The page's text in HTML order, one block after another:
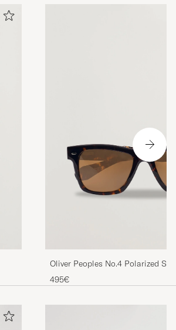
Oliver Peoples No.4 Polarized
Tortoise
495€